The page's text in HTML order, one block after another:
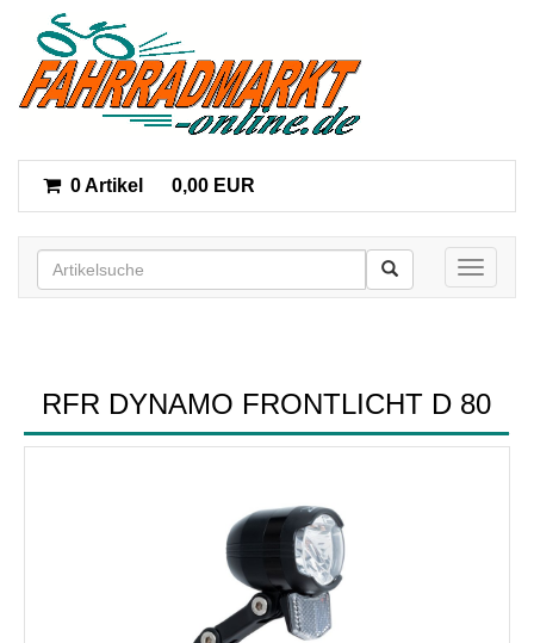
0 Artikel 0,00 EUR
Toggle
RFR DYNAMO FRONTLICHT D 80